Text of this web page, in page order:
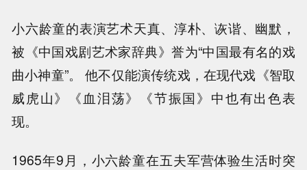
小六龄童的表演艺术天真、淳朴、诙谐、幽默，
被《中国戏剧艺术家辞典》誉为“中国最有名的戏
曲小神童”。 他不仅能演传统戏，在现代戏《智取
威虎山》《血泪荡》《节振国》中也有出色表
现。
1965年9月，小六龄童在五夫军营体验生活时突